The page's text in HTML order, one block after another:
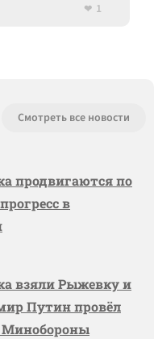
1
Смотреть все новости
продвигаются по
в
взяли Рыжевку и
Путин провёл
Минобороны